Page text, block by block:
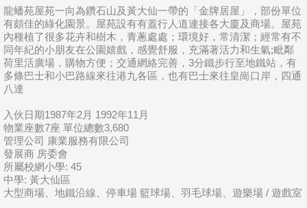
龍蟠苑屋苑一向為鑽石山及黃大仙一帶的「金牌居屋」，部份單位
有頗佳的綠化園景。屋苑設有有蓋行人道連接各大廈及商場。屋苑
內種植了很多花卉和樹木，青蔥處處；環境好，常清潔；經常有不
同年紀的小朋友在公園嬉戲，感覺舒服，充滿著活力和生氣;毗鄰
荷里活廣場，購物方便；交通網絡完善，3分鐵步行至地鐵站，有
多條巴士和小巴路線來往港九各區，也有巴士來往皇崗口岸，四通
八達
入伙日期1987年2月 1992年11月
物業座數7座 單位總數3,680
管理公司 康業服務有限公司
發展商 房委會
所屬校網小學: 45
中學: 黃大仙區
大型商場、地鐵沿線、停車場 籃球場、羽毛球場、遊樂場 / 遊戲室